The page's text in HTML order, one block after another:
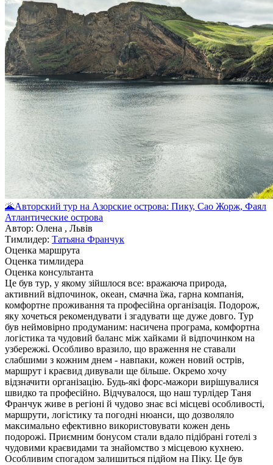
🌋Авторский тур на Азорские острова: Пику, Сао Жорж, Фаял
Атлантические острова
Автор: Олена , Львів
Тимлидер: Татьяна Франчук
Оценка маршрута
Оценка тимлидера
Оценка консультанта
Це був тур, у якому зійшлося все: вражаюча природа,
активний відпочинок, океан, смачна їжа, гарна компанія,
комфортне проживання та професійна організація. Подорож,
яку хочеться рекомендувати і згадувати ще дуже довго. Тур
був неймовірно продуманим: насичена програма, комфортна
логістика та чудовий баланс між хайками й відпочинком на
узбережжі. Особливо вразило, що враження не ставали
слабшими з кожним днем - навпаки, кожен новий острів,
маршрут і краєвид дивували ще більше. Окремо хочу
відзначити організацію. Будь-які форс-мажори вирішувалися
швидко та професійно. Відчувалося, що наш турлідер Таня
Франчук живе в регіоні й чудово знає всі місцеві особливості,
маршрути, логістику та погодні нюанси, що дозволяло
максимально ефективно використовувати кожен день
подорожі. Приємним бонусом стали вдало підібрані готелі з
чудовими краєвидами та знайомство з місцевою кухнею.
Особливим спогадом залишиться підйом на Піку. Це був